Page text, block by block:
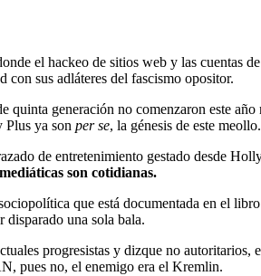
el hackeo de sitios web y las cuentas
con sus adláteres del fascismo opositor.
generación no comenzaron este
ya son per se, la génesis de este meollo.
de entretenimiento gestado desde
son cotidianas.
que está documentada en el libro
disparado una sola bala.
progresistas y dizque no
pues no, el enemigo era el Kremlin.